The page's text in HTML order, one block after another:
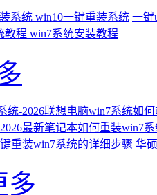
系统 win10一键重装系统 一键
教程 win7系统安装教程
统-2026联想电脑win7系统如
最新笔记本如何重装win7
重装win7系统的详细步骤 华
多